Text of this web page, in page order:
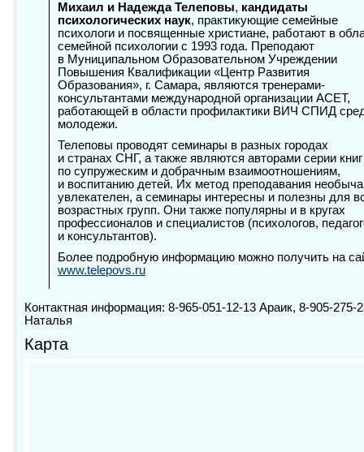
Михаил и Надежда Телеповы, кандидаты
психологических наук, практикующие семейные
психологи и посвященные христиане, работают в
семейной психологии с 1993 года. Преподают
в Муниципальном Образовательном Учреждении
Повышения Квалификации «Центр Развития
Образования», г. Самара, являются тренерами-
консультантами международной организации АСЕТ,
работающей в области профилактики ВИЧ СПИД
молодежи.
Телеповы проводят семинары в разных городах
и странах СНГ, а также являются авторами серии книг
по супружеским и добрачным взаимоотношениям,
и воспитанию детей. Их метод преподавания
увлекателен, а семинары интересны и полезны для
возрастных групп. Они также популярны и в кругах
профессионалов и специалистов (психологов,
и консультантов).
Более подробную информацию можно получить на
www.telepovs.ru
Контактная информация: 8-965-051-12-13 Араик, 8-905-275-
Наталья
Карта